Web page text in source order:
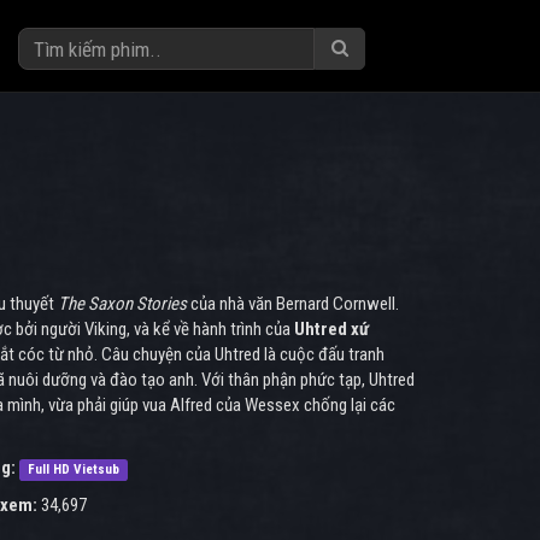
thuyết The Saxon Storiescủa nhà văn Bernard Cornwell.
bởi người Viking, và kể về hành trình của Uhtred xứ
cóc từ nhỏ. Câu chuyện của Uhtred là cuộc đấu tranh
dưỡng và đào tạo anh. Với thân phận phức tạp, Uhtred
vừa phải giúp vua Alfred của Wessex chống lại các
Full HD Vietsub
34,697